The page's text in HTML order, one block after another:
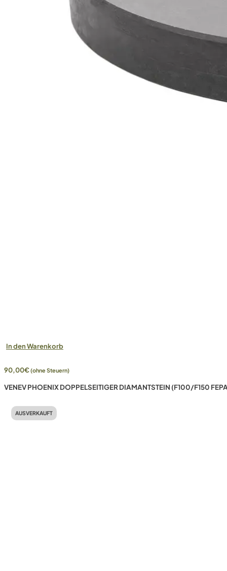
In den Warenkorb
90,00€(ohne Steuern)
VENEV PHOENIX DOPPELSEITIGER DIAMANTSTEIN (F100/F150
AUSVERKAUFT